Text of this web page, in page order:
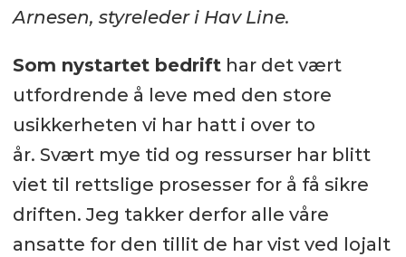
Arnesen, styreleder i Hav Line.
Som nystartet bedrifthar det vært
utfordrende å leve med den store
usikkerheten vi har hatt i over to
år. Svært mye tid og ressurser har blitt
viet til rettslige prosesser for å få sikre
driften. Jeg takker derfor alle våre
ansatte for den tillit de har vist ved lojalt